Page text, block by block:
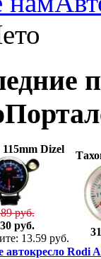
Dizel
руб.
руб.
13.59 руб.
автокресло Rodi